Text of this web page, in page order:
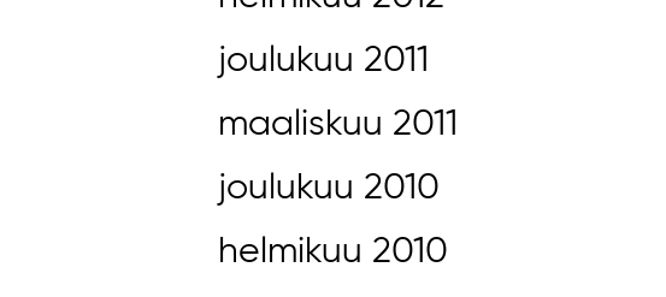
joulukuu 2011
maaliskuu 2011
joulukuu 2010
helmikuu 2010